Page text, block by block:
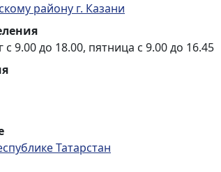
району г. Казани
9.00 до 18.00, пятница с 9.00 до 16.45
Татарстан